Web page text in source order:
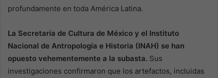
profundamente en toda América Latina.
La Secretaría de Cultura de México y el Instituto
Nacional de Antropología e Historia (INAH) se han
opuesto vehementemente a la subasta. Sus
investigaciones confirmaron que los artefactos, incluidas